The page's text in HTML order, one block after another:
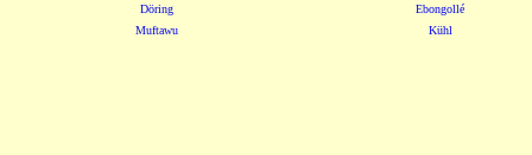
Döring
Ebongollé
Muftawu
Kühl